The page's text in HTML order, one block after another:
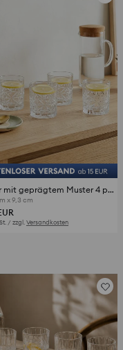
Gläser mit geprägtem Muster 4 pack
x 9,3 cm
/ zzgl. Versandkosten